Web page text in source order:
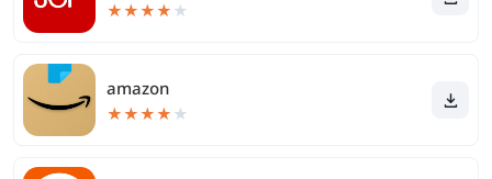
★★★★ ★
amazon
★★★★ ★